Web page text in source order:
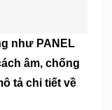
như PANEL
âm, chống
tả chi tiết về